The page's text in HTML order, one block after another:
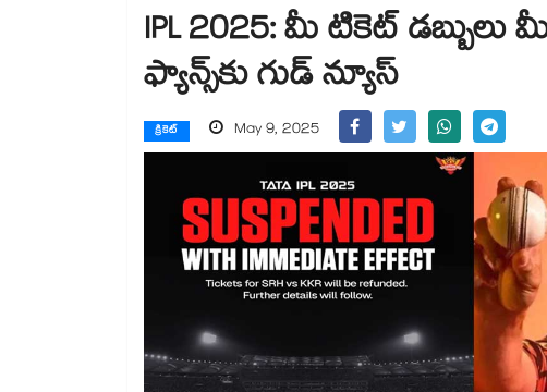
IPL 2025: మీ టికెట్ డబ్బులు
ఫ్యాన్స్‎కు గుడ్ న్యూస్
క్రికెట్ May 9, 2025